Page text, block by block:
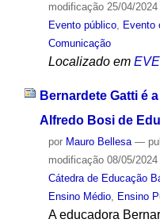
modificação25/04/2024
Evento público, Evento
Comunicação
Localizado em
Bernardete Gatti é
Alfredo Bosi de
por Mauro Bellesa —
modificação08/05/2024
Cátedra de Educação
Ensino Médio, Ensino
A educadora